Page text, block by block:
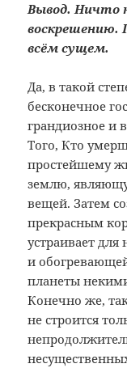
Вывод. Ничто
воскрешению.
всём сущем.
Да, в такой
бесконечное
грандиозное и
Того, Кто
простейшему
землю,
вещей. Затем
прекрасным
устраивает
и
планеты
Конечно же,
не строится